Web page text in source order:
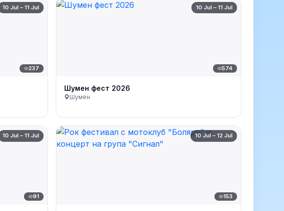
10 Jul – 11 Jul
237
10 Jul – 11 Jul
574
Шумен фест 2026
Шумен
10 Jul – 11 Jul
91
10 Jul – 12 Jul
153